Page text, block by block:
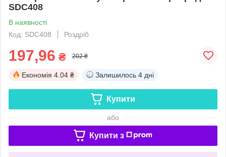
SDC408
В наявності
Код: SDC408
Роздріб
197,96 ₴ 202 ₴
Економія 4.04 ₴ Залишилось 4 дні
Купити
або
Купити з